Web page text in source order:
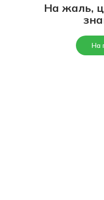
На жаль,
На